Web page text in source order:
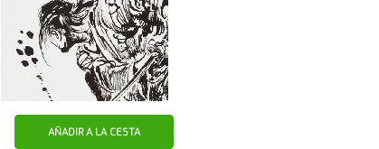
AÑADIR A LA CESTA